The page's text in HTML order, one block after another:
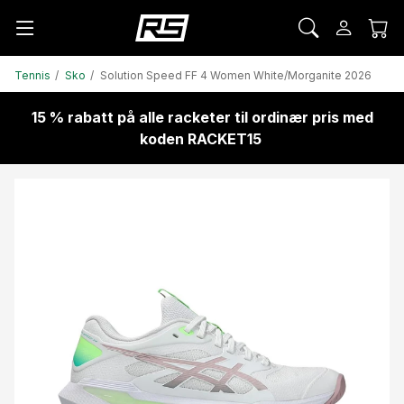
Tennis Sko Solution Speed FF 4 Women White/Morganite 2026
15 % rabatt på alle racketer til ordinær pris med
koden RACKET15